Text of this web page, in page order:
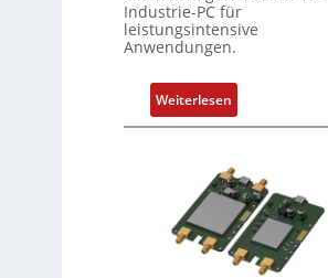
l
e
m
e
n
t
m
i
t
S
p
Industrie-PC für
leistungsintensive
Anwendungen.
Weiterlesen:
1
-
Z
o
l
l